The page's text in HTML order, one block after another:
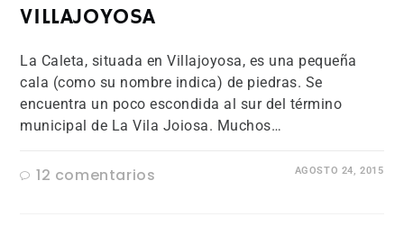
VILLAJOYOSA
La Caleta, situada en Villajoyosa, es una pequeña
cala (como su nombre indica) de piedras. Se
encuentra un poco escondida al sur del término
municipal de La Vila Joiosa. Muchos…
12 comentarios AGOSTO 24, 2015